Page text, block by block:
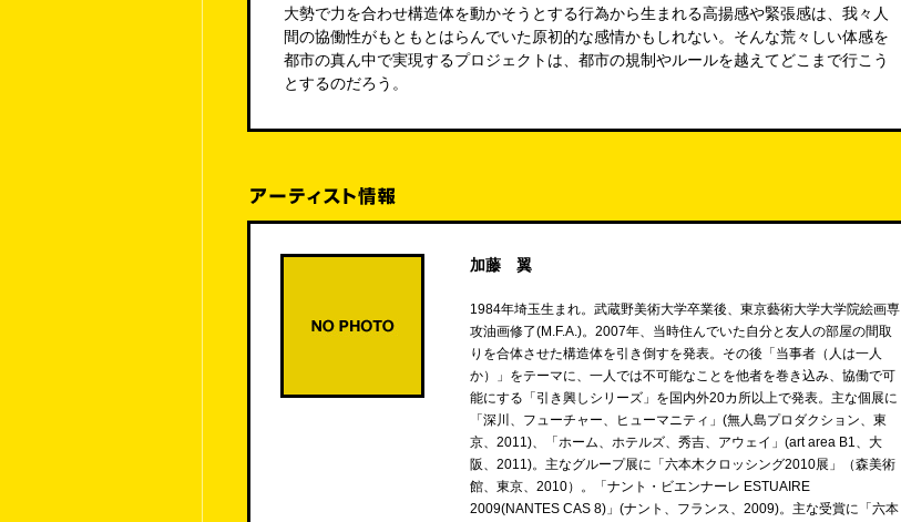
大勢で力を合わせ構造体を動かそうとする行為から生まれる高揚感や緊張感は、我々人
間の協働性がもともとはらんでいた原初的な感情かもしれない。そんな荒々しい体感を
都市の真ん中で実現するプロジェクトは、都市の規制やルールを越えてどこまで行こう
とするのだろう。
加藤 翼
1984年埼玉生まれ。武蔵野美術大学卒業後、東京藝術大学大学院絵画専
攻油画修了(M.F.A.)。2007年、当時住んでいた自分と友人の部屋の間取
りを合体させた構造体を引き倒すを発表。その後「当事者（人は一人
か）」をテーマに、一人では不可能なことを他者を巻き込み、協働で可
能にする「引き興しシリーズ」を国内外20カ所以上で発表。主な個展に
「深川、フューチャー、ヒューマニティ」(無人島プロダクション、東
京、2011)、「ホーム、ホテルズ、秀吉、アウェイ」(art area B1、大
阪、2011)。主なグループ展に「六本木クロッシング2010展」（森美術
館、東京、2010）。「ナント・ビエンナーレ ESTUAIRE
2009(NANTES CAS 8)」(ナント、フランス、2009)。主な受賞に「六本